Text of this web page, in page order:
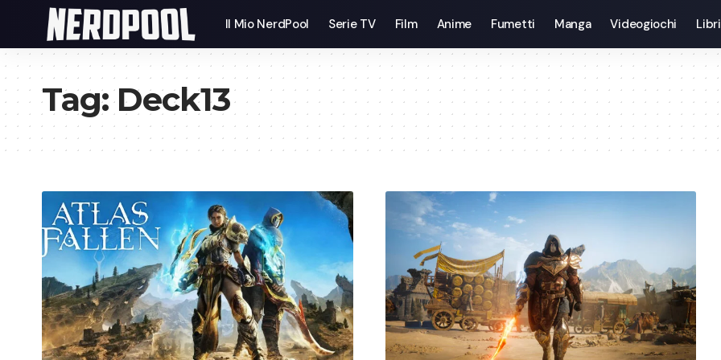
Il Mio NerdPool Serie TV Film Anime Fumetti Manga Videogiochi Libri
Tag:Deck13